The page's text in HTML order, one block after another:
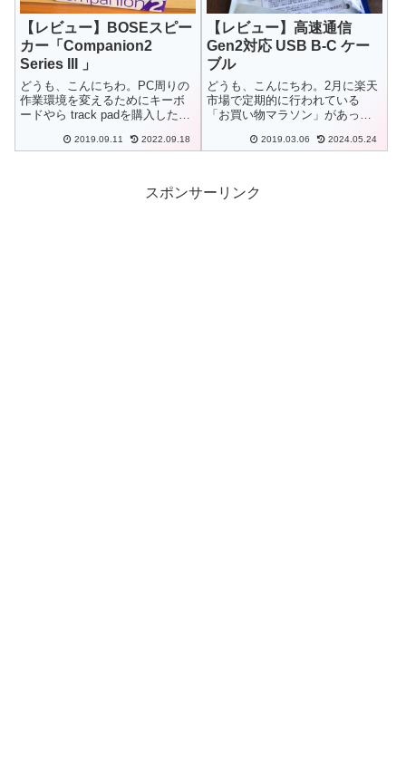
【レビュー】BOSEスピー
カー「Companion2
Series III 」
どうも、こんにちわ。PC周りの
作業環境を変えるためにキーボ
ードやら track padを購入したわ
ピーカーも購入してみました。
2019.09.11 2022.09.18
【レビュー】高速通信
Gen2対応 USB B-C ケー
ブル
どうも、こんにちわ。2月に楽天
市場で定期的に行われている
「お買い物マラソン」があった
た物の紹介。2019.03.06 2024.05.24
スポンサーリンク